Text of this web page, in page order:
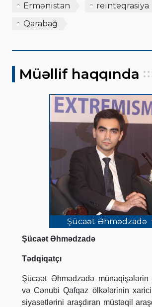
Ermənistan
reinteqrasiya
Qarabağ
Müəllif haqqında
Şücaət Əhmədzadə
Şücaət Əhmədzadə
Tədqiqatçı
Şücaət Əhmədzadə münaqişələrin
və Cənubi Qafqaz ölkələrinin
siyasətlərini araşdıran müstəqil